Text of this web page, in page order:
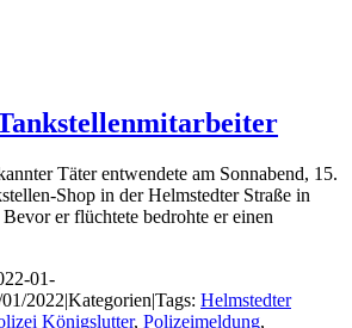
Täter entwendete am Sonnabend, 15.
Shop in der Helmstedter Straße in
er flüchtete bedrohte er einen
01-
2022|Kategorien|Tags: Helmstedter
Königslutter, Polizeimeldung,